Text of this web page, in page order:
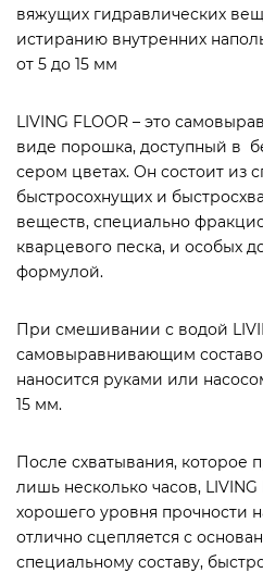
вяжущих гидравлических
истиранию внутренних
от 5 до 15 мм
LIVING FLOOR – это
виде порошка, доступный в
сером цветах. Он состоит из
быстросохнущих и
веществ, специально
кварцевого песка, и особых
формулой.
При смешивании с водой
самовыравнивающим
наносится руками или
15 мм.
После схватывания, которое
лишь несколько часов, LIVING
хорошего уровня прочности
отлично сцепляется с
специальному составу,